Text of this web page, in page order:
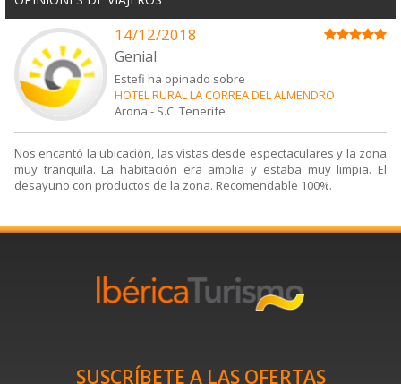
14/12/2018
Genial
Estefi ha opinado sobre
HOTEL RURAL LA CORREA DEL ALMENDRO
Arona - S.C. Tenerife
Nos encantó la ubicación, las vistas desde espectaculares y la zona
muy tranquila. La habitación era amplia y estaba muy limpia. El
desayuno con productos de la zona. Recomendable 100%.
SUSCRÍBETE A LAS OFERTAS